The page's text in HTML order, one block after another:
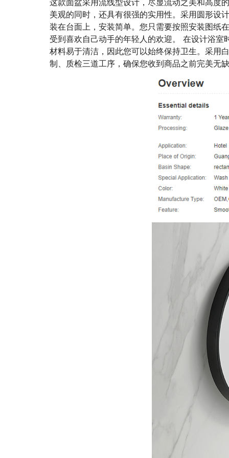
美观的同时，还具有很强的实用性。 采用圆形设
装在台面上，安装简单。 您只需要按照安装图纸
受到喜欢自己动手的年轻人的欢迎。
在设计浴室
材料易于清洁，因此您可以始终保持卫生。 采用
制、质检三道工序，确保您收到商品之前完美无